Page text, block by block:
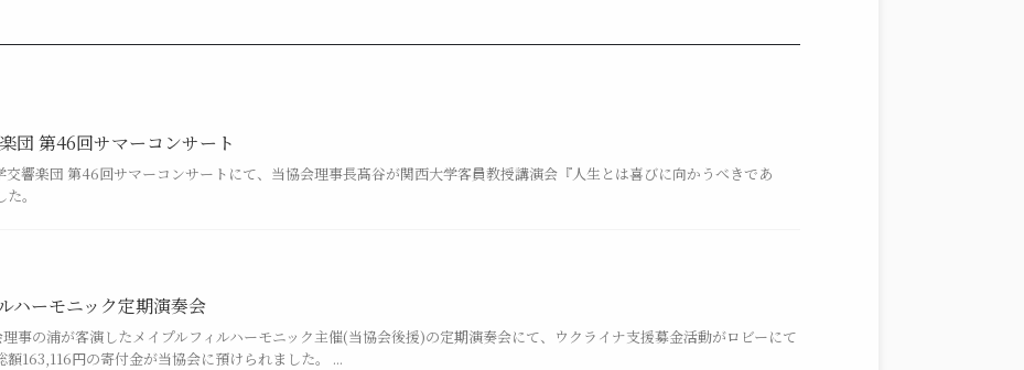
団 第46回サマーコンサート
交響楽団 第46回サマーコンサートにて、当協会理事長髙谷が関西大学客員教授講演会『人生とは喜びに向かうべきであ
。
ハーモニック定期演奏会
事の浦が客演したメイプルフィルハーモニック主催(当協会後援)の定期演奏会にて、ウクライナ支援募金活動がロビーにて
額163,116円の寄付金が当協会に預けられました。 ...